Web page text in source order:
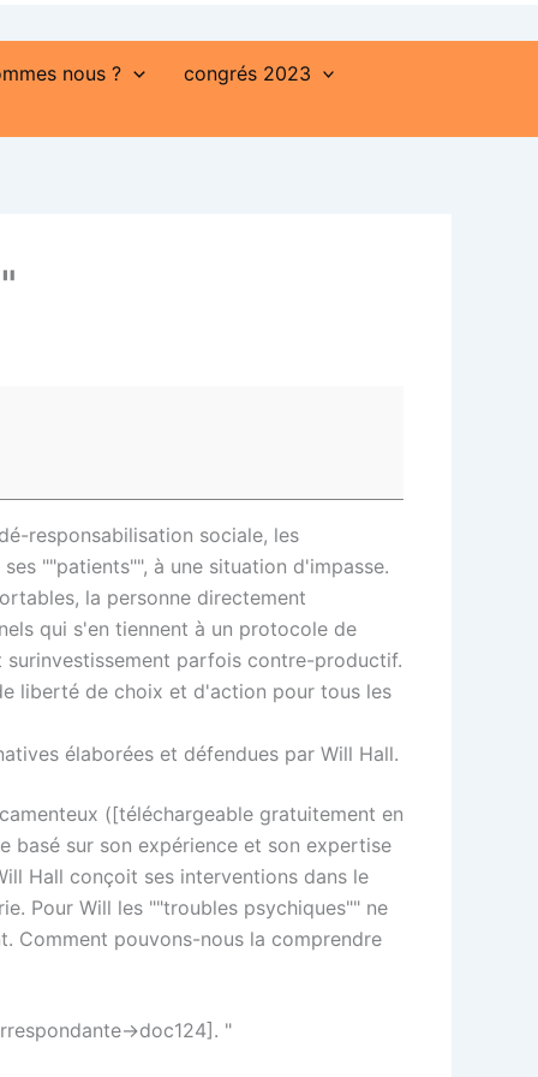
nous ? congrés 2023
responsabilisation sociale, les
""patients"", à une situation d'impasse.
la personne directement
qui s'en tiennent à un protocole de
parfois contre-productif.
liberté de choix et d'action pour tous les
élaborées et défendues par Will Hall.
([téléchargeable gratuitement en
basé sur son expérience et son expertise
Hall conçoit ses interventions dans le
Pour Will les ""troubles psychiques"" ne
Comment pouvons-nous la comprendre
>doc124]. "